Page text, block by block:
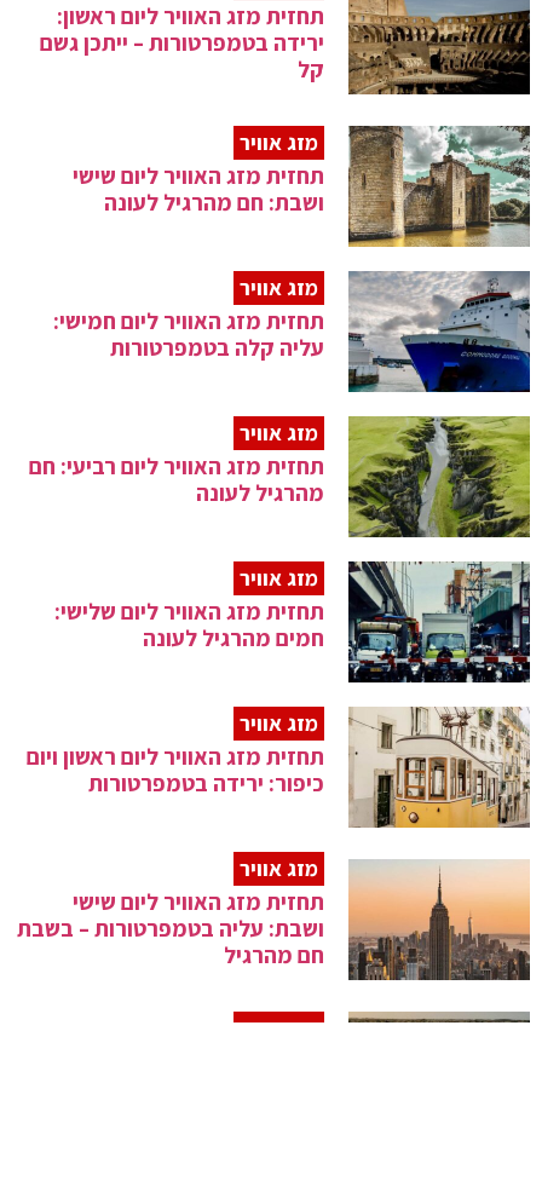
תחזית מזג האוויר ליום ראשון:
ירידה בטמפרטורות – ייתכן גשם
קל
מזג אוויר
תחזית מזג האוויר ליום שישי
ושבת: חם מהרגיל לעונה
מזג אוויר
תחזית מזג האוויר ליום חמישי:
עליה קלה בטמפרטורות
מזג אוויר
תחזית מזג האוויר ליום רביעי: חם
מהרגיל לעונה
מזג אוויר
תחזית מזג האוויר ליום שלישי:
חמים מהרגיל לעונה
מזג אוויר
תחזית מזג האוויר ליום ראשון ויום
כיפור: ירידה בטמפרטורות
מזג אוויר
תחזית מזג האוויר ליום שישי
ושבת: עליה בטמפרטורות – בשבת
חם מהרגיל
מזג אוויר